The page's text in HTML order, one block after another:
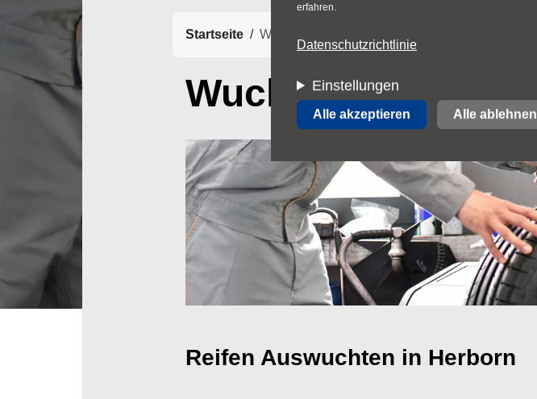
erfahren.
Datenschutzrichtlinie
Einstellungen
Alle akzeptieren Alle ablehnen
Startseite Wuchten
Wuchten
Reifen Auswuchten in Herborn